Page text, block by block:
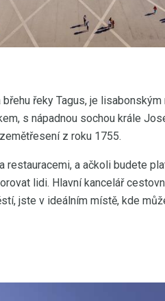
břehu řeky Tagus, je
s nápadnou sochou krále
z roku 1755.
restauracemi, a ačkoli budete
lidi. Hlavní kancelář
jste v ideálním místě, kde